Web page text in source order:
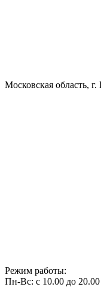
Московская область,
Режим работы:
Пн-Вс: с 10.00 до 20.00